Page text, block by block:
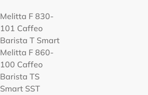
Melitta F 830-
101 Caffeo
Barista T Smart
Melitta F 860-
100 Caffeo
Barista TS
Smart SST